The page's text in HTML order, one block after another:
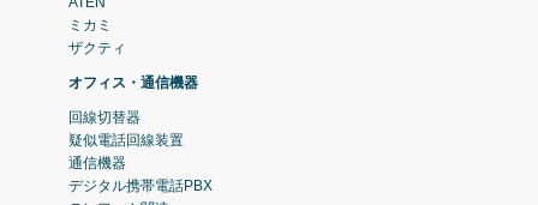
ミカミ
ザクティ
オフィス・通信機器
回線切替器
疑似電話回線装置
通信機器
デジタル携帯電話PBX